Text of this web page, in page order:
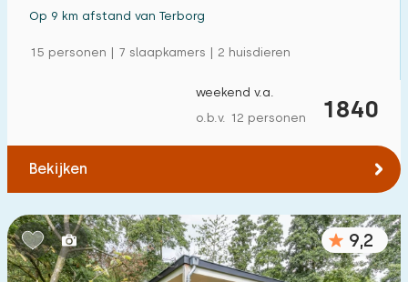
Op 9 km afstand van Terborg
15 personen | 7 slaapkamers | 2 huisdieren
1840
weekend v.a.
o.b.v. 12 personen
Bekijken
9,2